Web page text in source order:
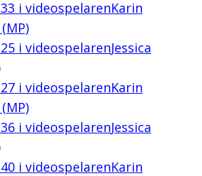
i videospelarenKarin
i videospelarenJessica
i videospelarenKarin
i videospelarenJessica
i videospelarenKarin